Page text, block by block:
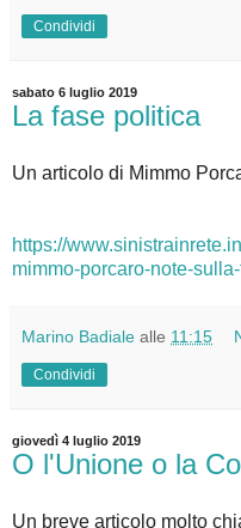
Condividi
sabato 6 luglio 2019
La fase politica
Un articolo di Mimmo
https://
mimmo-porcaro-note-
Marino Badiale alle 11:15
Condividi
giovedì 4 luglio 2019
O l'Unione o la
Un breve articolo molto